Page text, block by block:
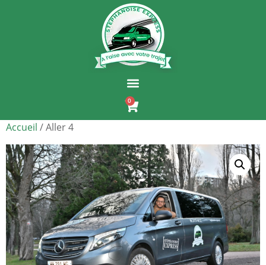
0
Accueil / Aller 4